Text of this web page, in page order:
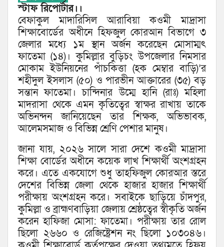
স্টাফ রিপোর্টার।।
বেফাকুল মাদারিসিল আরাবিয়া কওমী মাদ্রাসা
শিক্ষাবোর্ডের অধীনে হিফজুল কোরআন বিভাগে ৩
জেলার মধ্যে ১ম স্থান অর্জন করেছেন মোসাম্মৎ
ফাতেমা (১৪)। কুমিল্লার বুড়িচং উপজেলার নিমসার
মোকাম ইউনিয়নের পাঁচকিত্তা (হক মেম্বার বাড়ি)’র
শহীদুল ইসলাস (৫০) ও পারভীন আক্তারের (৩৫) বড়
সন্তান ফাতেমা। চান্দিনার উম্মে হানি (রাঃ) মহিলা
মাদরাসা থেকে এমন কৃতিত্বের স্বাক্ষর রাখায় তাকে
অভিনন্দন জানিয়েছেন তার শিক্ষক, অভিভাবক,
আলেমসমাজ ও বিভিন্ন শ্রেণি পেশার মানুষ।
জানা যায়, ২০২৬ সালে সারা দেশে কওমী মাদ্রাসা
শিক্ষা বোর্ডের অধীনে কয়েক লাখ শিক্ষার্থী অংশগ্রহন
করে। এতে একযোগে শুধু তাহফিজুল কোরআর স্তরে
দেশের বিভিন্ন জেলা থেকে হাজার হাজার শিক্ষার্থী
পরীক্ষায় অংশগ্রহন করে। সবাইকে ছাড়িয়ে চাঁদপুর,
কুমিল্লা ও ব্রাহ্মণবাড়িয়া জেলায় শ্রেষ্ঠত্বের স্বীকৃতি অর্জন
করেন হাফিজা মোসা: ফাতেমা। পরীক্ষায় তার রোল
ছিলো ২৬৬০ ও রেজিষ্ট্রেশন নং ছিলো ১০৩০৪৬।